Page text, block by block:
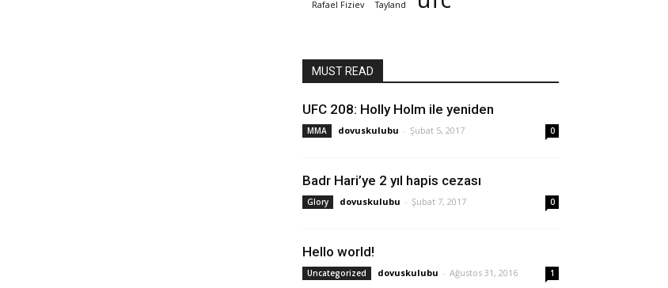
Rafael Fiziev Tayland
MUST READ
UFC 208: Holly Holm ile yeniden
MMA dovuskulubu - Şubat 5, 2017 0
Badr Hari’ye 2 yıl hapis cezası
Glory dovuskulubu - Şubat 7, 2017 0
Hello world!
Uncategorized dovuskulubu - Ağustos 31, 2016 1